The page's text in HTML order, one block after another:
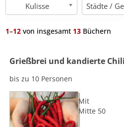
Kulisse
1–12 von insgesamt 13 Büchern
Grießbrei und kandierte
bis zu 10 Personen
Mit
Mitte 50